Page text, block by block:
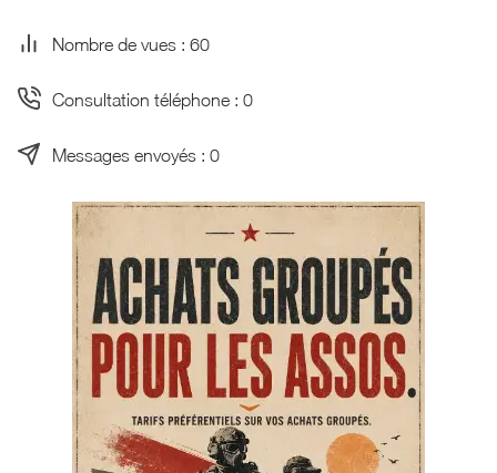
Nombre de vues : 60
Consultation téléphone : 0
Messages envoyés : 0